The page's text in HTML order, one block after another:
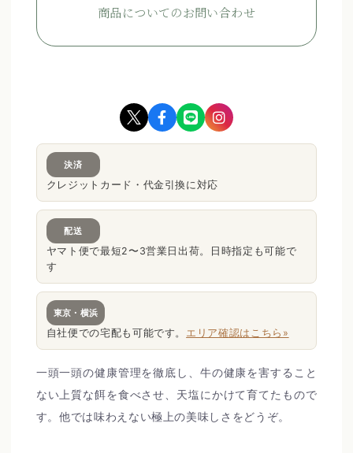
商品についてのお問い合わせ
決済
クレジットカード・代金引換に対応
配送
ヤマト便で最短2〜3営業日出荷。日時指定も可能で
す
東京・横浜
自社便での宅配も可能です。 エリア確認はこちら»
一頭一頭の健康管理を徹底し、牛の健康を害すること
ない上質な餌を食べさせ、天塩にかけて育てたもので
す。他では味わえない極上の美味しさをどうぞ。